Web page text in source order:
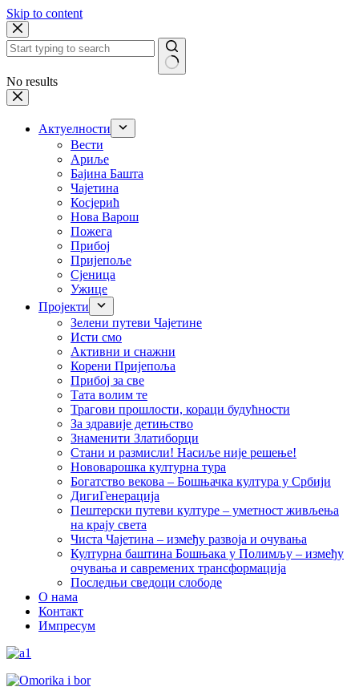
Skip to content
No results
Актуелности
Вести
Ариље
Бајина Башта
Чајетина
Косјерић
Нова Варош
Пожега
Прибој
Пријепоље
Сјеница
Ужице
Пројекти
Зелени путеви Чајетине
Исти смо
Активни и снажни
Корени Пријепоља
Прибој за све
Тата волим те
Трагови прошлости, кораци будућности
За здравије детињство
Знаменити Златиборци
Стани и размисли! Насиље није решење!
Нововарошка културна тура
Богатство векова – Бошњачка култура у Србији
ДигиГенерација
Пештерски путеви културе – уметност живљења
на крају света
Чиста Чајетина – између развоја и очувања
Културна баштина Бошњака у Полимљу – између
очувања и савремених трансформација
Последњи сведоци слободе
О нама
Контакт
Импресум